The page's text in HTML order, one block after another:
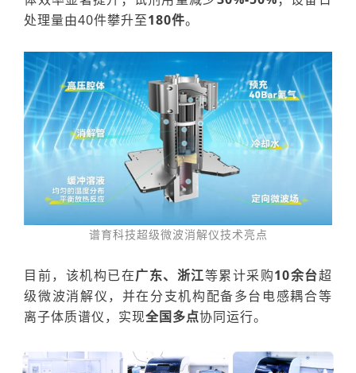
处理量由40件攀升至180件。
谱育科技超级微波消解仪技术亮点
目前，该机构已在广东、浙江等累计采购10余台超
级微波消解仪，并在分支机构配备多台电感耦合等
离子体质谱仪，实现全国多点协同运行。